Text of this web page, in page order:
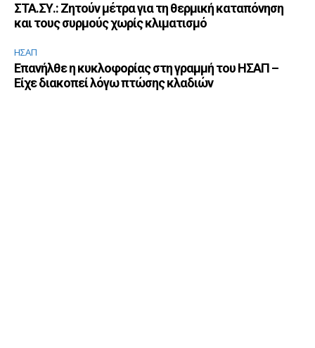
ΣΤΑ.ΣΥ.: Ζητούν μέτρα για τη θερμική καταπόνηση
και τους συρμούς χωρίς κλιματισμό
ΗΣΑΠ
Επανήλθε η κυκλοφορίας στη γραμμή του ΗΣΑΠ –
Είχε διακοπεί λόγω πτώσης κλαδιών